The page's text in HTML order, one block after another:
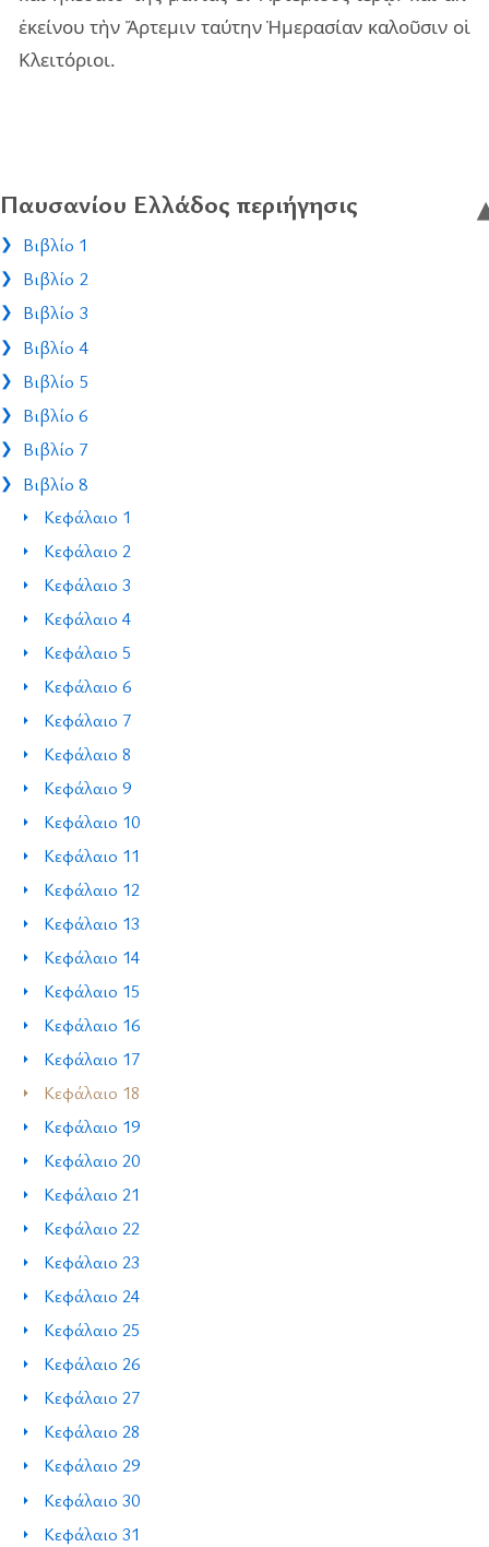
ἐκεί­νου τὴν Ἄρτε­μιν ταύ­την Ἡμε­ρα­σί­αν κα­λοῦ­σιν οἱ
Κλει­τό­ριοι.
Παυσανίου Ελλάδος περιήγησις
Βιβλίο 1
Βιβλίο 2
Βιβλίο 3
Βιβλίο 4
Βιβλίο 5
Βιβλίο 6
Βιβλίο 7
Βιβλίο 8
Κεφάλαιο 1
Κεφάλαιο 2
Κεφάλαιο 3
Κεφάλαιο 4
Κεφάλαιο 5
Κεφάλαιο 6
Κεφάλαιο 7
Κεφάλαιο 8
Κεφάλαιο 9
Κεφάλαιο 10
Κεφάλαιο 11
Κεφάλαιο 12
Κεφάλαιο 13
Κεφάλαιο 14
Κεφάλαιο 15
Κεφάλαιο 16
Κεφάλαιο 17
Κεφάλαιο 18
Κεφάλαιο 19
Κεφάλαιο 20
Κεφάλαιο 21
Κεφάλαιο 22
Κεφάλαιο 23
Κεφάλαιο 24
Κεφάλαιο 25
Κεφάλαιο 26
Κεφάλαιο 27
Κεφάλαιο 28
Κεφάλαιο 29
Κεφάλαιο 30
Κεφάλαιο 31